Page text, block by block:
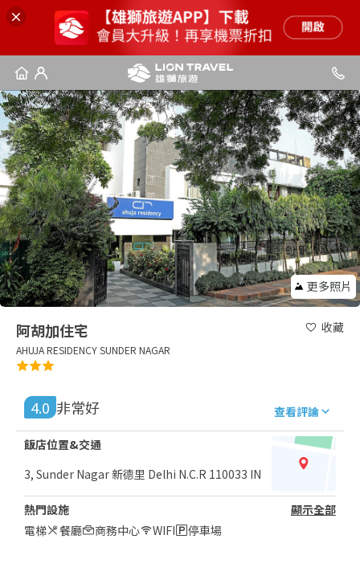
更多照片
阿胡加住宅
AHUJA RESIDENCY SUNDER NAGAR
收藏
4.0 非常好 查看評論
飯店位置&交通
3, Sunder Nagar 新德里 Delhi N.C.R 110033 IN
熱門設施
顯示全部
電梯
餐廳 商務中心 WIFI 停車場